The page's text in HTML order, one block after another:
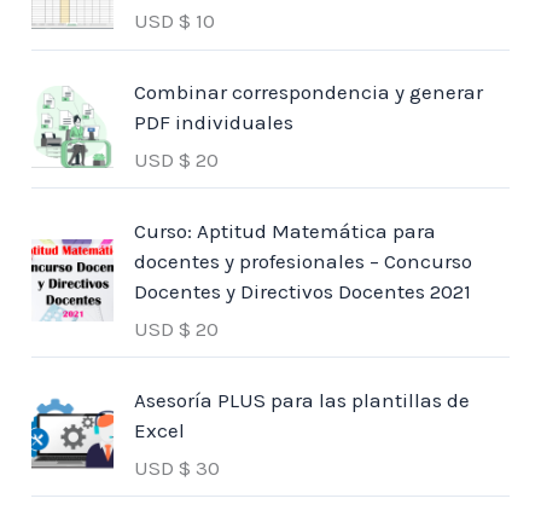
USD $ 10
Combinar correspondencia y generar
PDF individuales
USD $ 20
Curso: Aptitud Matemática para
docentes y profesionales – Concurso
Docentes y Directivos Docentes 2021
USD $ 20
Asesoría PLUS para las plantillas de
Excel
USD $ 30